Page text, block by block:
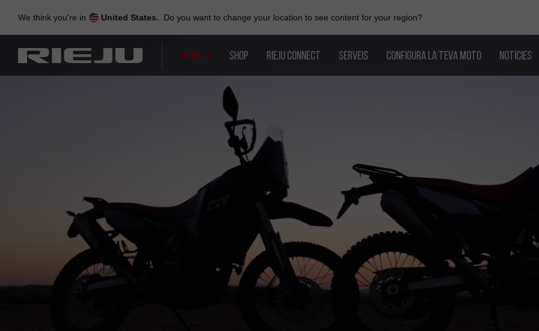
content
We think you're in United States. Do you want to change your location to see content for your region?
MODELS SHOP RIEJU CONNECT SERVEIS CONFIGURA LA TEVA MOTO NOTÍCIES